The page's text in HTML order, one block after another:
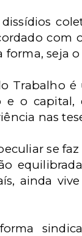
com
forma, seja
Trabalho é
o capital,
nas
se
ainda